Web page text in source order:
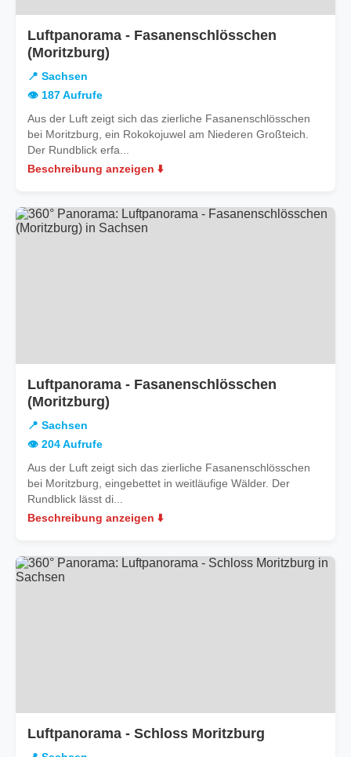
Luftpanorama - Fasanenschlösschen
(Moritzburg)
📍 Sachsen
👁️ 187 Aufrufe
Aus der Luft zeigt sich das zierliche Fasanenschlösschen
bei Moritzburg, ein Rokokojuwel am Niederen Großteich.
Der Rundblick erfa...
Beschreibung anzeigen ⬇️
Luftpanorama - Fasanenschlösschen
(Moritzburg)
📍 Sachsen
👁️ 204 Aufrufe
Aus der Luft zeigt sich das zierliche Fasanenschlösschen
bei Moritzburg, eingebettet in weitläufige Wälder. Der
Rundblick lässt di...
Beschreibung anzeigen ⬇️
Luftpanorama - Schloss Moritzburg